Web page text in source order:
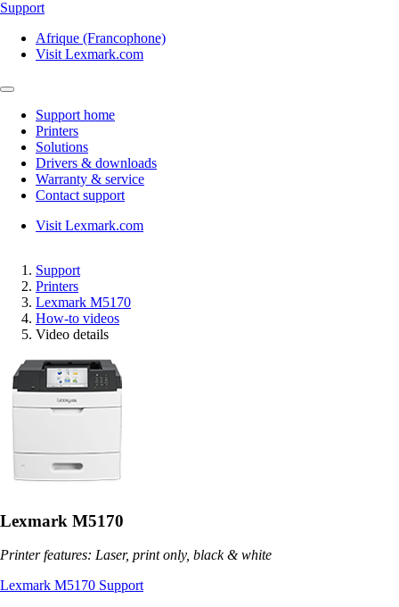
Support
Afrique (Francophone)
Visit Lexmark.com
Support home
Printers
Solutions
Drivers & downloads
Warranty & service
Contact support
Visit Lexmark.com
Support
Printers
Lexmark M5170
How-to videos
Video details
Lexmark M5170
Printer features: Laser, print only, black & white
Lexmark M5170 Support